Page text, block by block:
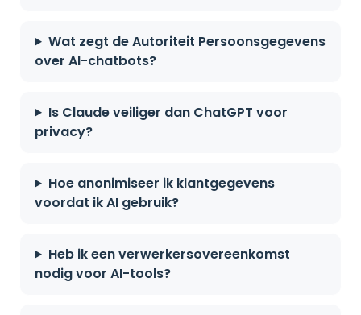
Wat zegt de Autoriteit Persoonsgegevens
over AI-chatbots?
Is Claude veiliger dan ChatGPT voor
privacy?
Hoe anonimiseer ik klantgegevens
voordat ik AI gebruik?
Heb ik een verwerkersovereenkomst
nodig voor AI-tools?